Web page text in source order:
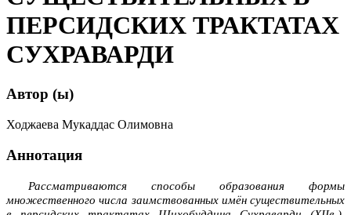
ПЕРСИДСКИХ ТРАКТАТАХ
СУХРАВАРДИ
Автор (ы)
Ходжаева Мукаддас Олимовна
Аннотация
Рассматриваются способы образования формы
множественного числа заимствованных имён существительных